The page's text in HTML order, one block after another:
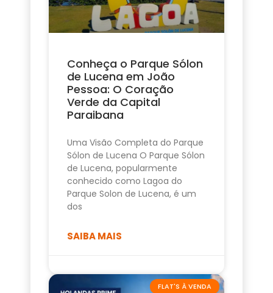
Conheça o Parque Sólon
de Lucena em João
Pessoa: O Coração
Verde da Capital
Paraibana
Uma Visão Completa do Parque
Sólon de Lucena O Parque Sólon
de Lucena, popularmente
conhecido como Lagoa do
Parque Solon de Lucena, é um
dos
SAIBA MAIS
FLAT'S À VENDA